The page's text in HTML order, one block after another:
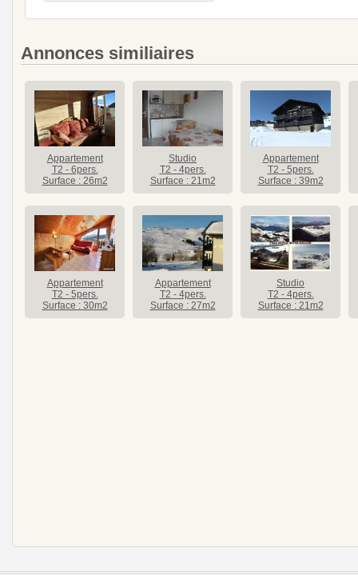
Annonces similiaires
Appartement
T2 - 6pers.
Surface : 26m2
Studio
T2 - 4pers.
Surface : 21m2
Appartement
T2 - 5pers.
Surface : 39m2
Appartement
T2 - 5pers.
Surface : 30m2
Appartement
T2 - 4pers.
Surface : 27m2
Studio
T2 - 4pers.
Surface : 21m2